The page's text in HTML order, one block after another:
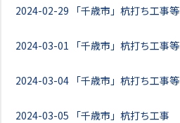
2024-02-29 「千歳市」杭打ち工事等
2024-03-01 「千歳市」杭打ち工事等
2024-03-04 「千歳市」杭打ち工事等
2024-03-05 「千歳市」杭打ち工事